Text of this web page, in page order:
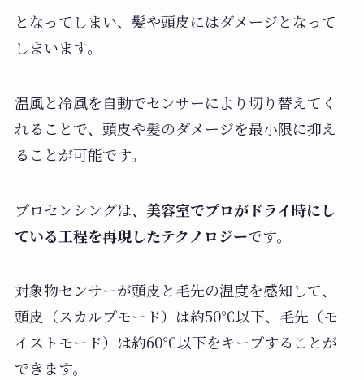
となってしまい、髪や頭皮にはダメージとなって
しまいます。
温風と冷風を自動でセンサーにより切り替えてく
れることで、頭皮や髪のダメージを最小限に抑え
ることが可能です。
プロセンシングは、 美容室でプロがドライ時にし
ている工程を再現したテクノロジーです。
対象物センサーが頭皮と毛先の温度を感知して、
頭皮（スカルプモード）は約50℃以下、毛先（モ
イストモード）は約60℃以下をキープすることが
できます。